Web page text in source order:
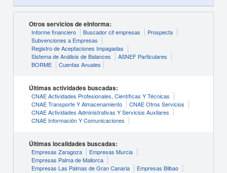
Otros servicios de eInforma:
Informe financiero Buscador cif empresas
Prospecta
Subvenciones a Empresas
Registro de Aceptaciones Impagadas
Sistema de Análisis de Balances
ASNEF Particulares
BORME
Cuentas Anuales
Últimas actividades buscadas:
CNAE Actividades Profesionales, Científicas Y Técnicas
CNAE Transporte Y Almacenamiento
CNAE Otros Servicios
CNAE Actividades Administrativas Y Servicios Auxliares
CNAE Información Y Comunicaciones
Últimas localidades buscadas:
Empresas Zaragoza
Empresas Murcia
Empresas Palma de Mallorca
Empresas Las Palmas de Gran Canaria
Empresas Bilbao